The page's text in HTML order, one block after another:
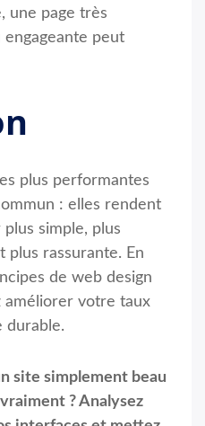
une page très
peut
plus performantes
: elles rendent
plus simple, plus
plus rassurante. En
de web design
améliorer votre taux
durable.
site simplement beau
? Analysez